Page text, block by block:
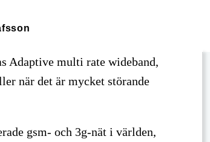
Adaptive multi rate wideband,
när det är mycket störande
gsm- och 3g-nät i världen,